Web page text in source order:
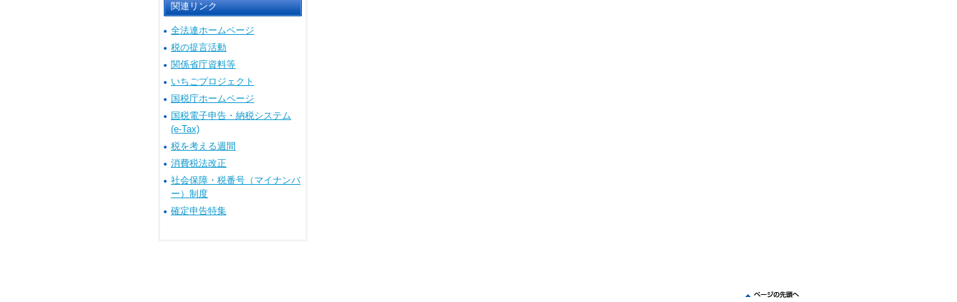
関連リンク
全法連ホームページ
税の提言活動
関係省庁資料等
いちごプロジェクト
国税庁ホームページ
国税電子申告・納税システム
(e-Tax)
税を考える週間
消費税法改正
社会保障・税番号（マイナンバ
ー）制度
確定申告特集